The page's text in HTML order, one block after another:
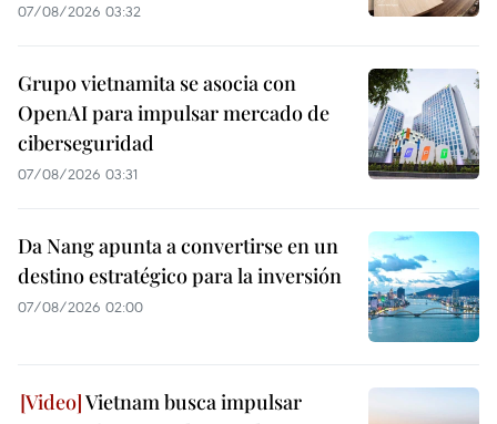
07/08/2026 03:32
Grupo vietnamita se asocia con
OpenAI para impulsar mercado de
ciberseguridad
07/08/2026 03:31
Da Nang apunta a convertirse en un
destino estratégico para la inversión
07/08/2026 02:00
Vietnam busca impulsar